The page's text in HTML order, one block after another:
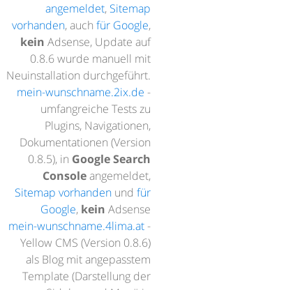
angemeldet, Sitemap
vorhanden, auch für Google,
kein Adsense, Update auf
0.8.6 wurde manuell mit
Neuinstallation durchgeführt.
mein-wunschname.2ix.de -
umfangreiche Tests zu
Plugins, Navigationen,
Dokumentationen (Version
0.8.5), in Google Search
Consoleangemeldet,
Sitemap vorhanden und für
Google, kein Adsense
mein-wunschname.4lima.at-
Yellow CMS (Version 0.8.6)
als Blog mit angepasstem
Template (Darstellung der